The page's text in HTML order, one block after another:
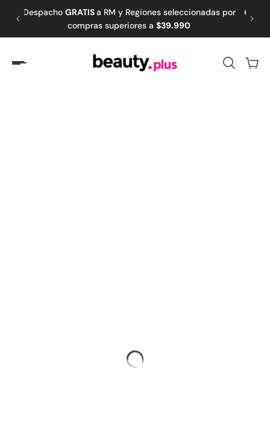
al contenido
y Regiones seleccionadas por
$39.990
🚚 Retiro GRATIS en tiendas